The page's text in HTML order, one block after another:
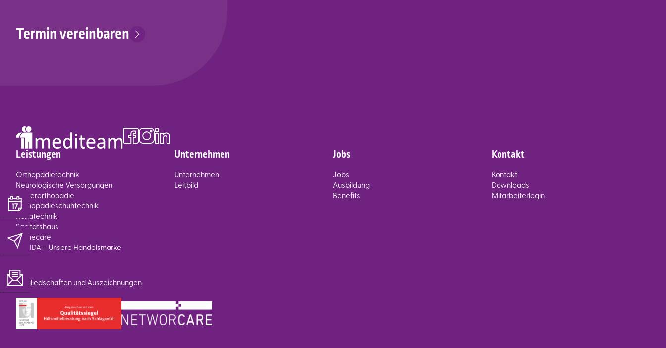
Termin vereinbaren
Leistungen
Orthopädietechnik
Neurologische Versorgungen
Kinderorthopädie
Orthopädieschuhtechnik
Rehatechnik
Sanitätshaus
Homecare
SANIDA – Unsere Handelsmarke
Unternehmen
Unternehmen
Leitbild
Jobs
Jobs
Ausbildung
Benefits
Kontakt
Kontakt
Downloads
Mitarbeiterlogin
Mitgliedschaften und Auszeichnungen